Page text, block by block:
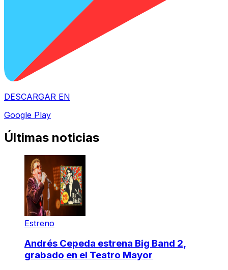
DESCARGAR EN
Google Play
Últimas noticias
Estreno
Andrés Cepeda estrena Big Band 2,
grabado en el Teatro Mayor